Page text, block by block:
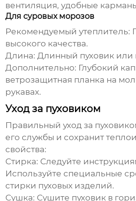
вентиляция, удобные
Для суровых морозов
Рекомендуемый утеплитель:
высокого качества.
Длина: Длинный пуховик или
Дополнительно: Глубокий
ветрозащитная планка на
рукавах.
Уход за пуховиком
Правильный уход за
его службы и сохранит
свойства:
Стирка: Следуйте
Используйте специальные
стирки пуховых изделий.
Сушка: Сушите пуховик в